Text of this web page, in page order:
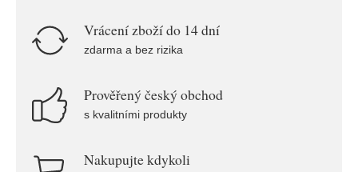
Vrácení zboží do 14 dní
zdarma a bez rizika
Prověřený český obchod
s kvalitními produkty
Nakupujte kdykoli